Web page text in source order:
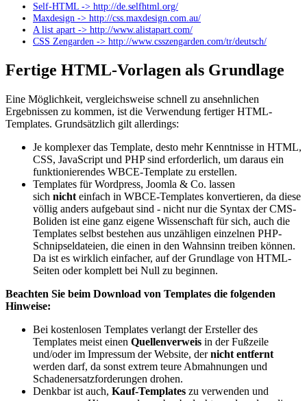
Self-HTML -> http://de.selfhtml.org/
Maxdesign -> http://css.maxdesign.com.au/
A list apart -> http://www.alistapart.com/
CSS Zengarden -> http://www.csszengarden.com/tr/deutsch/
Fertige HTML-Vorlagen als Grundlage
Eine Möglichkeit, vergleichsweise schnell zu ansehnlichen
Ergebnissen zu kommen, ist die Verwendung fertiger HTML-
Templates. Grundsätzlich gilt allerdings:
Je komplexer das Template, desto mehr Kenntnisse in HTML,
CSS, JavaScript und PHP sind erforderlich, um daraus ein
funktionierendes WBCE-Template zu erstellen.
Templates für Wordpress, Joomla & Co. lassen
sich nicht einfach in WBCE-Templates konvertieren, da diese
völlig anders aufgebaut sind - nicht nur die Syntax der CMS-
Boliden ist eine ganz eigene Wissenschaft für sich, auch die
Templates selbst bestehen aus unzähligen einzelnen PHP-
Schnipseldateien, die einen in den Wahnsinn treiben können.
Da ist es wirklich einfacher, auf der Grundlage von HTML-
Seiten oder komplett bei Null zu beginnen.
Beachten Sie beim Download von Templates die folgenden
Hinweise:
Bei kostenlosen Templates verlangt der Ersteller des
Templates meist einen Quellenverweis in der Fußzeile
und/oder im Impressum der Website, dernicht entfernt
werden darf, da sonst extrem teure Abmahnungen und
Schadenersatzforderungen drohen.
Denkbar ist auch, Kauf-Templates zu verwenden und